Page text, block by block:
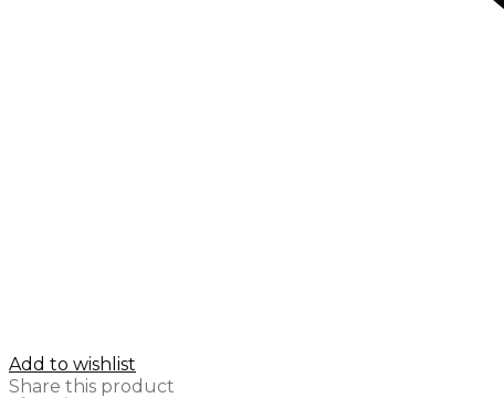
Add to wishlist
Share this product